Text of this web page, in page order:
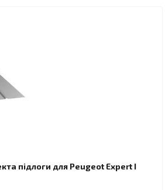
підлоги для Peugeot Expert I